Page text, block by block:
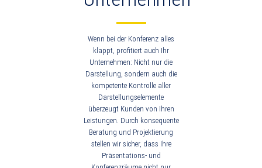
Wenn bei der Konferenz alles
klappt, profitiert auch Ihr
Unternehmen: Nicht nur die
Darstellung, sondern auch die
kompetente Kontrolle aller
Darstellungselemente
überzeugt Kunden von Ihren
Leistungen. Durch konsequente
Beratung und Projektierung
stellen wir sicher, dass Ihre
Präsentations- und